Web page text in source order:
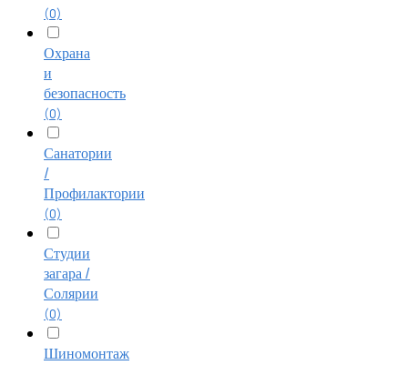
(0)
Охрана
и
безопасность
(0)
Санатории
/
Профилактории
(0)
Студии
загара /
Солярии
(0)
Шиномонтаж